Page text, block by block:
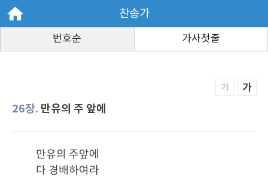
찬송가
번호순 가사첫줄
가 가
26장. 만유의 주 앞에
만유의 주앞에
다 경배하여라